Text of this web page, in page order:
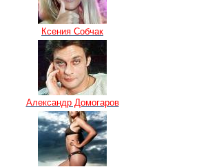
Ксения Собчак
Александр Домогаров